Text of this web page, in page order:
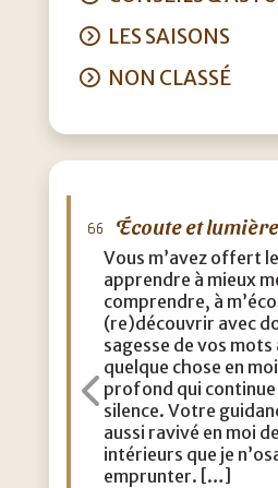
LES SAISONS
NON CLASSÉ
Écoute et lumière
Vous m’avez offert
apprendre à mieux
comprendre, à
(re)découvrir avec
sagesse de vos mots
quelque chose en
profond qui
silence. Votre
aussi ravivé en moi
intérieurs que je
emprunter. […]
Précédent